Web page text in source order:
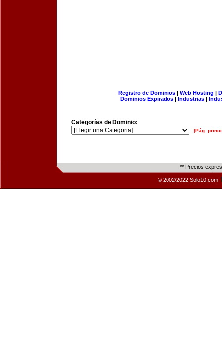
Registro de Dominios| Web Hosting |
Dominios Expirados | Industrias |
Categorías de Dominio:
[Pág.
** Precios
© 2002/2022 Solo10.com